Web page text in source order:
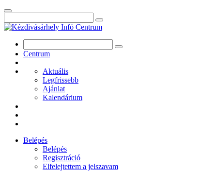
Centrum
Aktuális
Legfrissebb
Ajánlat
Kalendárium
Belépés
Belépés
Regisztráció
Elfelejtettem a jelszavam